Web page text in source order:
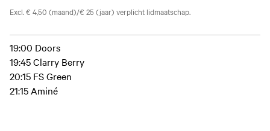
Excl. € 4,50 (maand)/€ 25 (jaar) verplicht lidmaatschap.
19:00 Doors
19:45 Clarry Berry
20:15 FS Green
21:15 Aminé